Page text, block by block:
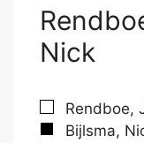
Nick
Rendboe,
Bijlsma,